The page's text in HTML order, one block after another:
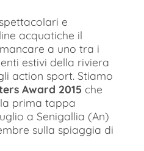
e
acquatiche il
a uno tra i
estivi della riviera
action sport. Stiamo
Award 2015 che
prima tappa
a Senigallia (An)
sulla spiaggia di